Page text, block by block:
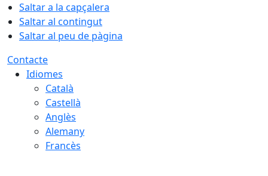
Saltar a la capçalera
Saltar al contingut
Saltar al peu de pàgina
Contacte
Idiomes
Català
Castellà
Anglès
Alemany
Francès